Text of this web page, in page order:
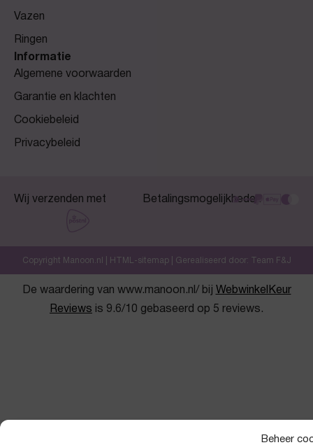
Beheer
Vazen
Ringen
Informatie
Algemene voorwaarden
Garantie en klachten
Cookiebeleid
Privacybeleid
Wij verzenden met Betalingsmogelijkheden
Copyright Manoon.nl | HTML-sitemap| Gerealiseerd door: Team F&J
De waardering van www.manoon.nl/ bij
WebwinkelKeur
Reviews is 9.6/10 gebaseerd op 5 reviews.